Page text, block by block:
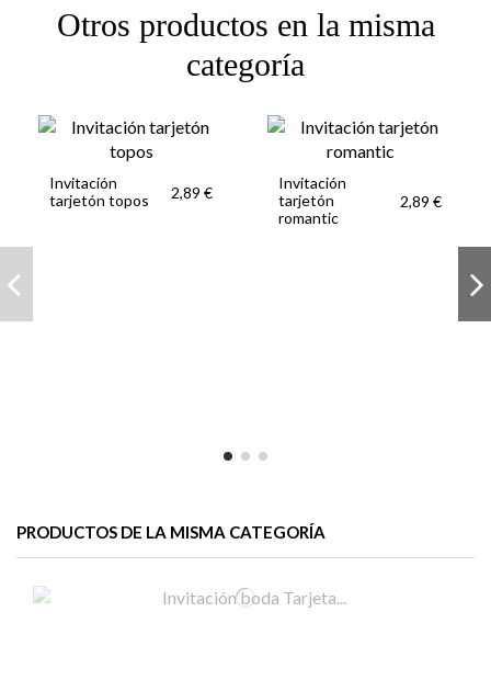
Otros productos en la misma
categoría
Invitación
tarjetón topos
2,89 €
Invitación
tarjetón
romantic
2,89 €
PRODUCTOS DE LA MISMA CATEGORÍA